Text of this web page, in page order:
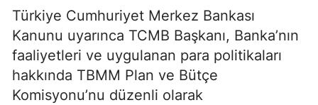
Türkiye Cumhuriyet Merkez Bankası
Kanunu uyarınca TCMB Başkanı, Banka’nın
faaliyetleri ve uygulanan para politikaları
hakkında TBMM Plan ve Bütçe
Komisyonu’nu düzenli olarak